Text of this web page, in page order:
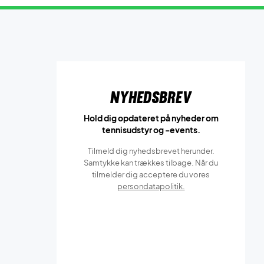
Nyhedsbrev
Hold dig opdateret på nyheder om
tennisudstyr og -events.
Tilmeld dig nyhedsbrevet herunder.
Samtykke kan trækkes tilbage. Når du
tilmelder dig acceptere du vores
persondatapolitik.